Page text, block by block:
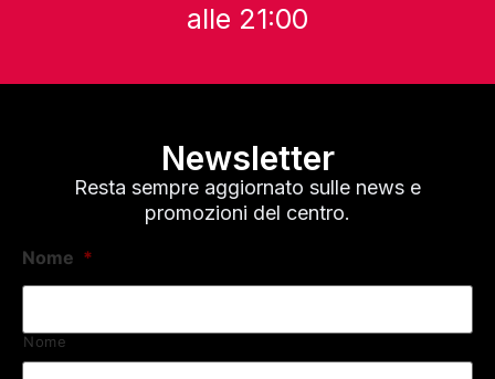
alle 21:00
Newsletter
Resta sempre aggiornato sulle news e
promozioni del centro.
Nome *
Nome